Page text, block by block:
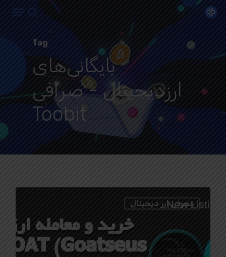
Skip
content
search
Menu
Tag
بایگانی‌های
ارزدیجیتال - صرافی
Toobit
معرفی ارز دیجیتال
Menu